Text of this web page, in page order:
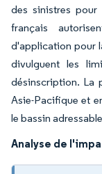
des sinistres pour
français
d'application pour
divulguent les
désinscription. La
Asie-Pacifique et
le bassin
Analyse de